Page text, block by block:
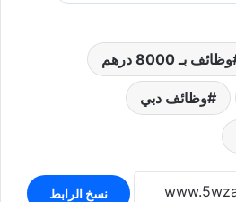
وظائف بـ 8000 درهم
وظائف دبي
نسخ الرابط